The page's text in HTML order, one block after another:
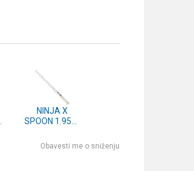
NINJA X
SPOON 1.95m
196)
Obavesti me o sniženju